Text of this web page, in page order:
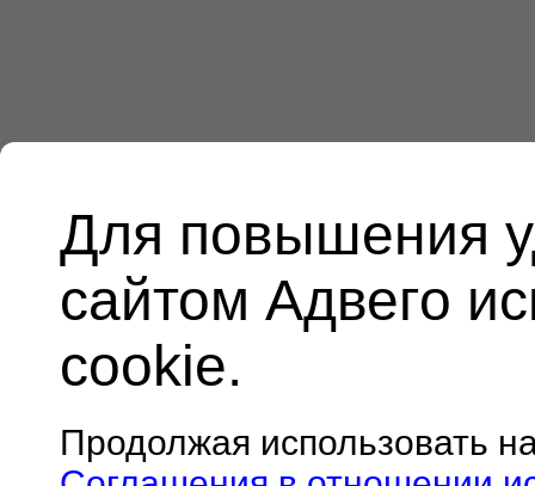
Для повышения
сайтом Адвего
cookie.
Продолжая использовать